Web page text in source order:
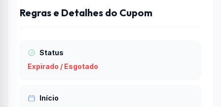
Regras e Detalhes do Cupom
Status
Expirado / Esgotado
Início